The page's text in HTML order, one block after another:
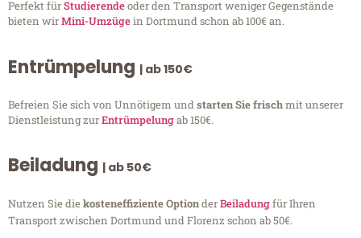
Perfekt fürStudierendeoder den Transport weniger Gegenstände
bieten wirMini-Umzügein Dortmund schon ab 100€ an.
Entrümpelung | ab 150€
Befreien Sie sich von Unnötigem undstarten Sie frischmit unserer
Dienstleistung zurEntrümpelungab 150€.
Beiladung | ab 50€
Nutzen Sie diekosteneffiziente OptionderBeiladungfür Ihren
Transport zwischen Dortmund und Florenz schon ab 50€.